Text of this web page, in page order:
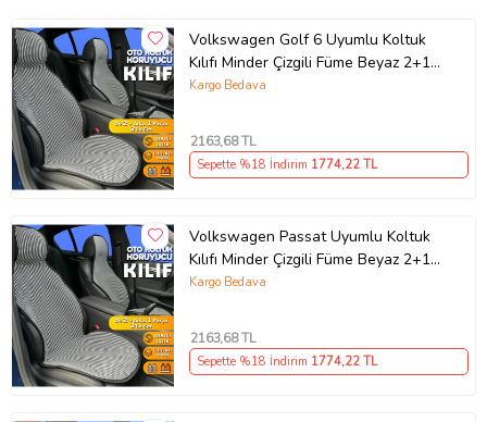
Paket İçeriği
Volkswagen Polo Uyumlu Koltuk Kılıfı Minder Çizgili Siyah Kırmızı
2+1 Ön Arka Set
Güvenli Teslimat
Siparişleriniz darbe emici özel ambalajlarla, kargoda zarar
görmeyecek şekilde paketlenerek tarafınıza ulaştırılır. %100
Müşteri memnuniyeti garantisiyle.
Ürün Kodu:kcm21496299
Volkswagen Golf 6 Uyumlu Koltuk
Kılıfı Minder Çizgili Füme Beyaz 2+1
Ön Arka Set
Kargo Bedava
2163,68 TL
Sepette %18 İndirim 1774,22 TL
Volkswagen Passat Uyumlu Koltuk
Kılıfı Minder Çizgili Füme Beyaz 2+1
Ön Arka Set
Kargo Bedava
2163,68 TL
Sepette %18 İndirim 1774,22 TL